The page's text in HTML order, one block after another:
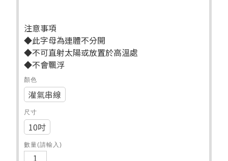
注意事項
◆此字母為連體不分開
◆不可直射太陽或放置於高溫處
◆不會飄浮
顏色
灌氣串線
尺寸
10吋
數量(請輸入)